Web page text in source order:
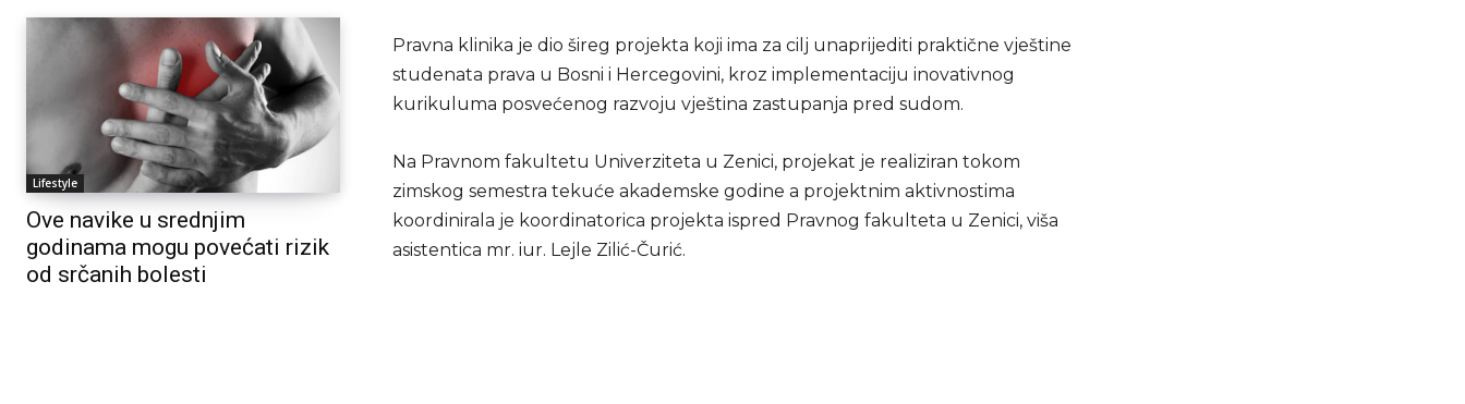
Lifestyle
Ove navike u srednjim
godinama mogu povećati rizik
od srčanih bolesti
Pravna klinika je dio šireg projekta koji ima za cilj unaprijediti praktične vještine
studenata prava u Bosni i Hercegovini, kroz implementaciju inovativnog
kurikuluma posvećenog razvoju vještina zastupanja pred sudom.
Na Pravnom fakultetu Univerziteta u Zenici, projekat je realiziran tokom
zimskog semestra tekuće akademske godine a projektnim aktivnostima
koordinirala je koordinatorica projekta ispred Pravnog fakulteta u Zenici, viša
asistentica mr. iur. Lejle Zilić-Čurić.